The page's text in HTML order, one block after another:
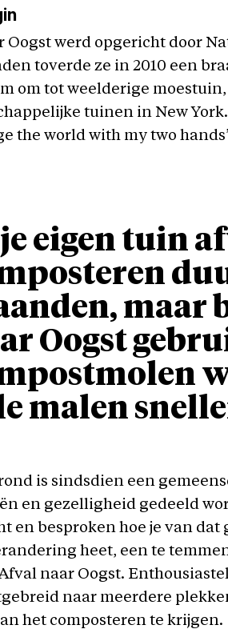
Oogst werd opgericht door
toverde ze in 2010 een
om tot weelderige
tuinen in New
the world with my two
eigen tuin
maar
Oogst
malen
is sindsdien een
en gezelligheid gedeeld
en besproken hoe je van
heet, een te
naar Oogst.
naar meerdere
het composteren te krijgen.